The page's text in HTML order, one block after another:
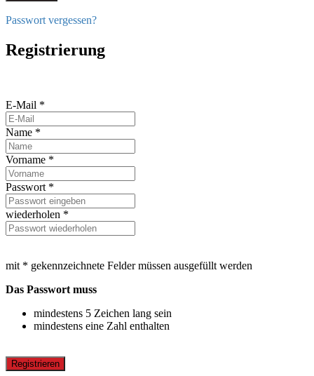
Passwort vergessen?
Registrierung
E-Mail *
Name *
Vorname *
Passwort *
wiederholen *
mit * gekennzeichnete Felder müssen ausgefüllt werden
Das Passwort muss
mindestens 5 Zeichen lang sein
mindestens eine Zahl enthalten
Registrieren